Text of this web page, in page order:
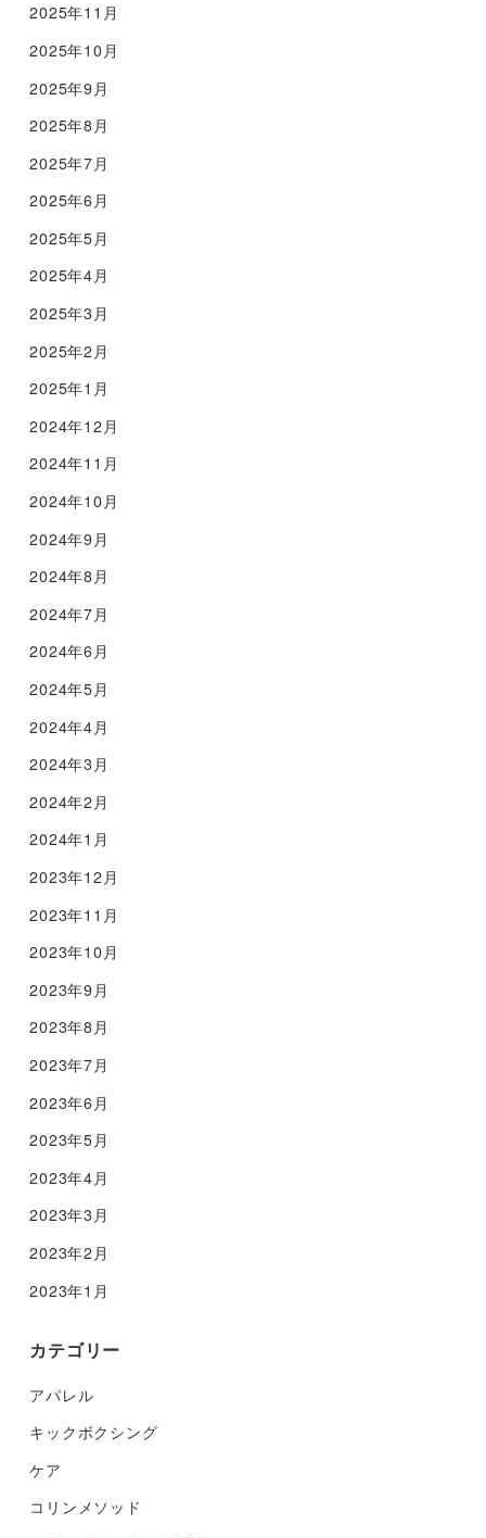
2025年11月
2025年10月
2025年9月
2025年8月
2025年7月
2025年6月
2025年5月
2025年4月
2025年3月
2025年2月
2025年1月
2024年12月
2024年11月
2024年10月
2024年9月
2024年8月
2024年7月
2024年6月
2024年5月
2024年4月
2024年3月
2024年2月
2024年1月
2023年12月
2023年11月
2023年10月
2023年9月
2023年8月
2023年7月
2023年6月
2023年5月
2023年4月
2023年3月
2023年2月
2023年1月
カテゴリー
アパレル
キックボクシング
ケア
コリンメソッド